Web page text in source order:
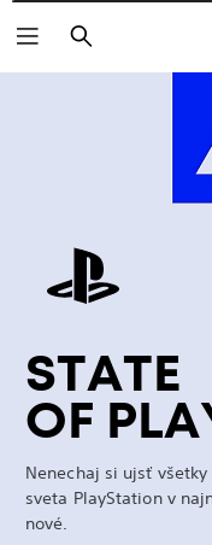
Vyhľadať
STATE
OF
Nenechaj si ujsť
sveta PlayStation v
nové.
Marathon